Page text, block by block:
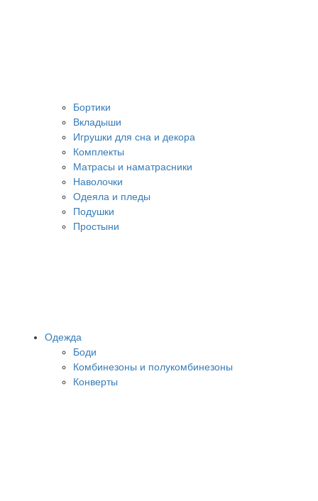
Бортики
Вкладыши
Игрушки для сна и декора
Комплекты
Матрасы и наматрасники
Наволочки
Одеяла и пледы
Подушки
Простыни
Одежда
Боди
Комбинезоны и полукомбинезоны
Конверты